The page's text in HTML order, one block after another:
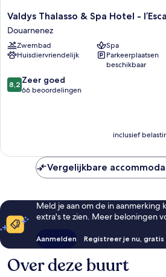
Valdys
Thalasso
&
Spa
Hotel
l’Escale
marine
Valdys Thalasso & Spa Hotel -
Douarnenez
Zwembad
Spa
Huisdiervriendelijk
Parkeerplaatsen
beschikbaar
8.2
van
8,2 Zeer goed
66 beoordelingen
inclusief
Vergelijkbare
Meld je aan om de in
extra's te zien. Meer beloningen
Aanmelden Registreer je nu,
Over deze buurt